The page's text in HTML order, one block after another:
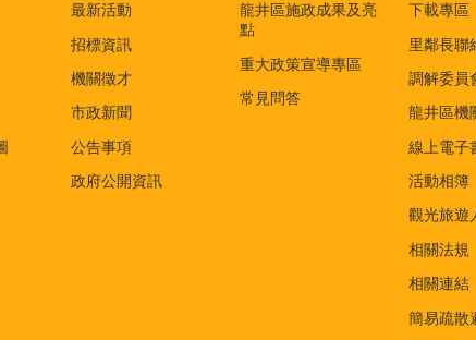
最新活動
招標資訊
機關徵才
市政新聞
公告事項
政府公開資訊
龍井區施政成果及亮
點
重大政策宣導專區
常見問答
下載專區
里鄰長聯
調解委員
龍井區機
線上電子
活動相簿
觀光旅遊
相關法規
相關連結
簡易疏散